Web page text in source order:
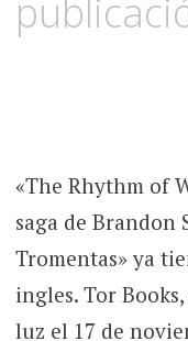
«The Rhythm of
saga de Brandon
Tromentas» ya
ingles. Tor
luz el 17 de